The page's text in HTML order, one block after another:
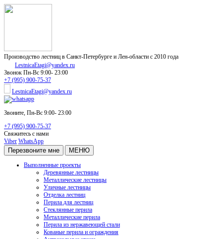
Производство лестниц в Санкт-Петербурге и Лен-области с 2010 года
LestnicaEtagi@yandex.ru
Звонок Пн-Вс 9:00- 23:00
+7 (995) 900-75-37
LestnicaEtagi@yandex.ru
Звоните, Пн-Вс 9:00- 23:00
+7 (995) 900-75-37
Свяжитесь с нами
Viber WhatsApp
Перезвоните мне МЕНЮ
Выполненные проекты
Деревянные лестницы
Металлические лестницы
Уличные лестницы
Отделка лестниц
Перила для лестниц
Стеклянные перила
Металлические перила
Перила из нержавеющей стали
Кованые перила и ограждения